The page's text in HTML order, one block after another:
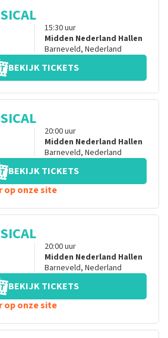
15:30uur
Midden Nederland Hallen
Barneveld, Nederland
BEKIJK TICKETS
20:00uur
Midden Nederland Hallen
Barneveld, Nederland
BEKIJK TICKETS
op onze site
20:00uur
Midden Nederland Hallen
Barneveld, Nederland
BEKIJK TICKETS
op onze site